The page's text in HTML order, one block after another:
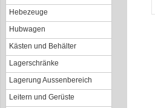
Hebezeuge
Hubwagen
Kästen und Behälter
Lagerschränke
Lagerung Aussenbereich
Leitern und Gerüste